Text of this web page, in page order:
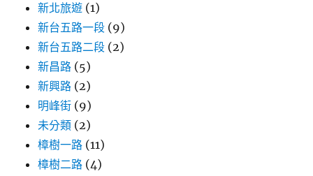
新北旅遊 (1)
新台五路一段 (9)
新台五路二段 (2)
新昌路 (5)
新興路 (2)
明峰街 (9)
未分類 (2)
樟樹一路 (11)
樟樹二路 (4)